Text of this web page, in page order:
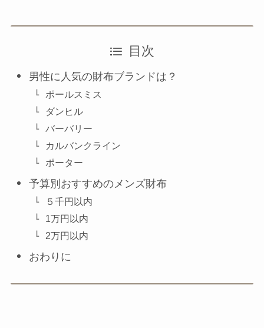
目次
男性に人気の財布ブランドは？
ポールスミス
ダンヒル
バーバリー
カルバンクライン
ポーター
予算別おすすめのメンズ財布
５千円以内
1万円以内
2万円以内
おわりに